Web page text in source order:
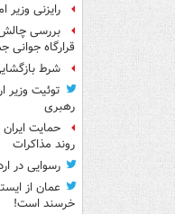
رایزنی وزیر
بررسی
قرارگاه
شرط
توئیت وزیر
رهبری
حمایت
روند مذاکرات
رسوایی در
عمان از
خرسند است!